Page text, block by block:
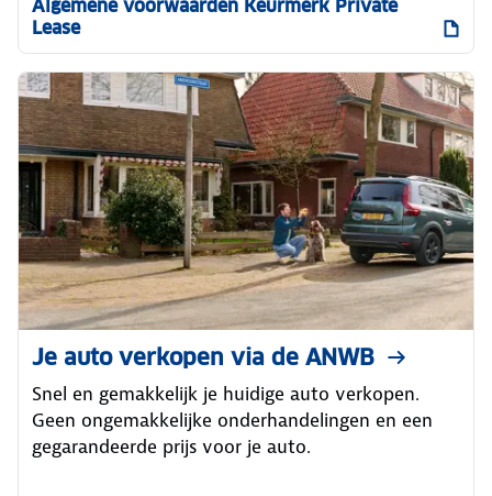
Algemene voorwaarden Keurmerk Private
Lease
Je auto verkopen via de ANWB
Snel en gemakkelijk je huidige auto verkopen.
Geen ongemakkelijke onderhandelingen en een
gegarandeerde prijs voor je auto.